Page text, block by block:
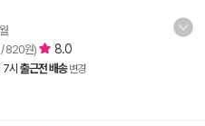
/ 820원) 8.0
7시 출근전 배송 변경